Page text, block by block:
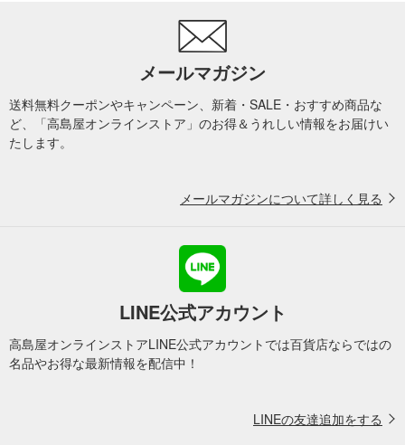
メールマガジン
送料無料クーポンやキャンペーン、新着・SALE・おすすめ商品な
ど、「高島屋オンラインストア」のお得＆うれしい情報をお届けい
たします。
メールマガジンについて詳しく見る
LINE公式アカウント
高島屋オンラインストアLINE公式アカウントでは百貨店ならではの
名品やお得な最新情報を配信中！
LINEの友達追加をする